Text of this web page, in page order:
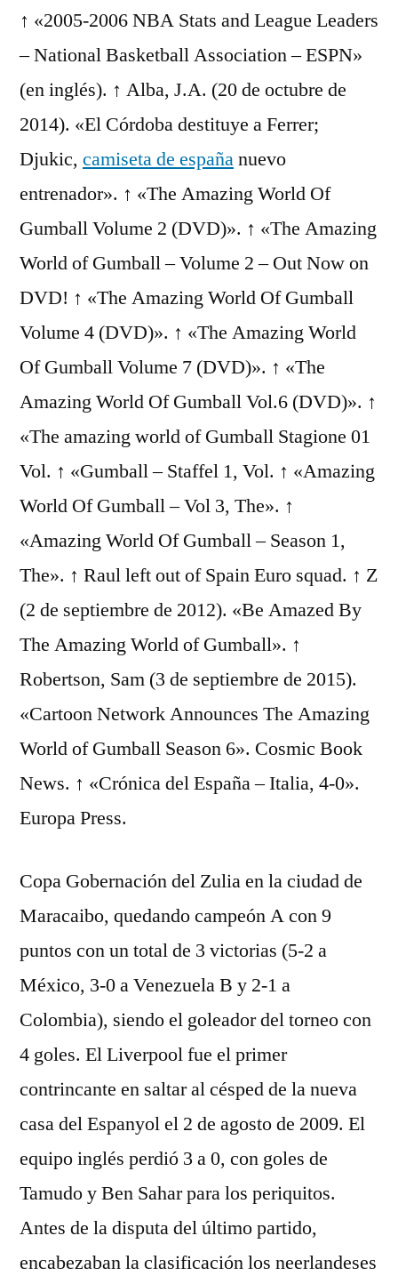
↑ «2005-2006 NBA Stats and League Leaders
– National Basketball Association – ESPN»
(en inglés). ↑ Alba, J.A. (20 de octubre de
2014). «El Córdoba destituye a Ferrer;
Djukic, camiseta de españanuevo
entrenador». ↑ «The Amazing World Of
Gumball Volume 2 (DVD)». ↑ «The Amazing
World of Gumball – Volume 2 – Out Now on
DVD! ↑ «The Amazing World Of Gumball
Volume 4 (DVD)». ↑ «The Amazing World
Of Gumball Volume 7 (DVD)». ↑ «The
Amazing World Of Gumball Vol.6 (DVD)». ↑
«The amazing world of Gumball Stagione 01
Vol. ↑ «Gumball – Staffel 1, Vol. ↑ «Amazing
World Of Gumball – Vol 3, The». ↑
«Amazing World Of Gumball – Season 1,
The». ↑ Raul left out of Spain Euro squad. ↑ Z
(2 de septiembre de 2012). «Be Amazed By
The Amazing World of Gumball». ↑
Robertson, Sam (3 de septiembre de 2015).
«Cartoon Network Announces The Amazing
World of Gumball Season 6». Cosmic Book
News. ↑ «Crónica del España – Italia, 4-0».
Europa Press.
Copa Gobernación del Zulia en la ciudad de
Maracaibo, quedando campeón A con 9
puntos con un total de 3 victorias (5-2 a
México, 3-0 a Venezuela B y 2-1 a
Colombia), siendo el goleador del torneo con
4 goles. El Liverpool fue el primer
contrincante en saltar al césped de la nueva
casa del Espanyol el 2 de agosto de 2009. El
equipo inglés perdió 3 a 0, con goles de
Tamudo y Ben Sahar para los periquitos.
Antes de la disputa del último partido,
encabezaban la clasificación los neerlandeses